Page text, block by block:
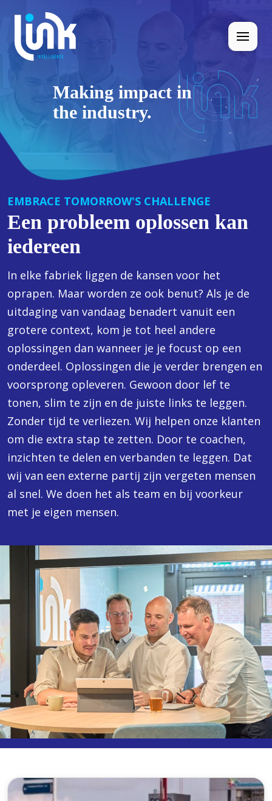
Making impact in
the industry.
EMBRACE TOMORROW'S CHALLENGE
Een probleem oplossen kan
iedereen
In elke fabriek liggen de kansen voor het
oprapen. Maar worden ze ook benut? Als je de
uitdaging van vandaag benadert vanuit een
grotere context, kom je tot heel andere
oplossingen dan wanneer je je focust op een
onderdeel. Oplossingen die je verder brengen en
voorsprong opleveren. Gewoon door lef te
tonen, slim te zijn en de juiste links te leggen.
Zonder tijd te verliezen. Wij helpen onze klanten
om die extra stap te zetten. Door te coachen,
inzichten te delen en verbanden te leggen. Dat
wij van een externe partij zijn vergeten mensen
al snel. We doen het als team en bij voorkeur
met je eigen mensen.